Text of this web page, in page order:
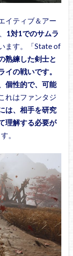
イティブ＆アー
1対1でのサムラ
ます。「State of
熟練した剣士と
の戦いです。
個性的で、可能
れはファンタジ
は、相手を研究
理解する必要が
。